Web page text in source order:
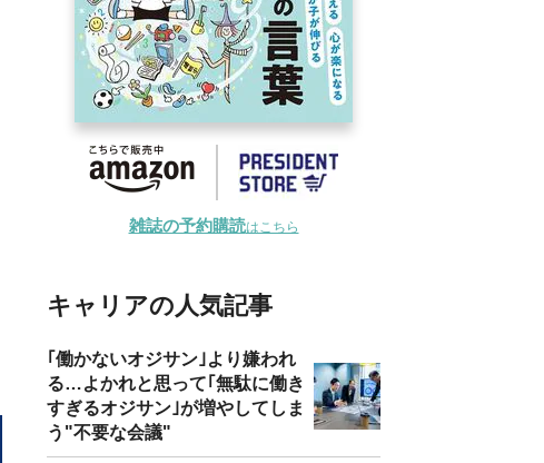
雑誌の予約購読はこちら
キャリアの人気記事
｢働かないオジサン｣より嫌われ
る…よかれと思って｢無駄に働き
すぎるオジサン｣が増やしてしま
う"不要な会議"